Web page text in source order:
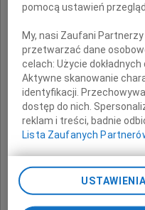
Z ogromnym żalem i
naszego przyjaciela. Rodzinie i
Ogromnie zasmuceni ściskamy
niezwykłego Przyjaciela Pana
Krystynie Zachwatowicz
Majewski
Smutkiem przepełniła mnie
pomocą ustawień
My, nasi Zaufani
przetwarzać dane
celach:Użycie
Aktywne skanowanie
identyfikacji.
dostęp do nich.
reklam i treści, badnie
Lista Zaufanych